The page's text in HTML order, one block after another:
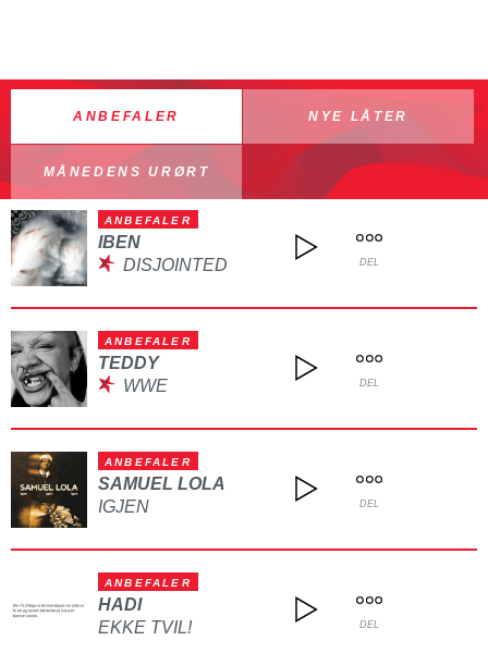
ANBEFALER NYE LÅTER
MÅNEDENS URØRT
ANBEFALER
IBEN
DISJOINTED
DEL
ANBEFALER
TEDDY
WWE
DEL
ANBEFALER
SAMUEL LOLA
IGJEN
DEL
ANBEFALER
HADI
EKKE TVIL!
DEL